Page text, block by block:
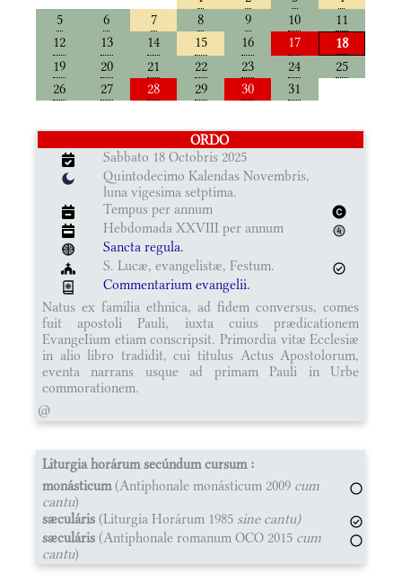
5
6 7 8 9 10
11
12
13 14 15 16 17
18
19
20 21 22 23 24
25
26
27 28 29 30 31
ORDO
Sabbato 18 Octobris 2025
Quintodecimo Kalendas Novembris,
luna vigesima setptima.
Tempus per annum
Hebdomada XXVIII per annum
Sancta regula.
S. Lucæ, evangelistæ, Festum.
Commentarium evangelii.
Natus ex familia ethnica, ad fidem conversus, comes
fuit apostoli Pauli, iuxta cuius prædicationem
EvangeIium etiam conscripsit. Primordia vitæ Ecclesiæ
in alio libro tradidit, cui titulus Actus Apostolorum,
eventa narrans usque ad primam Pauli in Urbe
commorationem.
@
Liturgia horárum secúndum cursum :
monásticum(Antiphonale monásticum 2009 cum
cantu)
sæculáris (Liturgia Horárum 1985 sine cantu)
sæculáris (Antiphonale romanum OCO 2015 cum
cantu)